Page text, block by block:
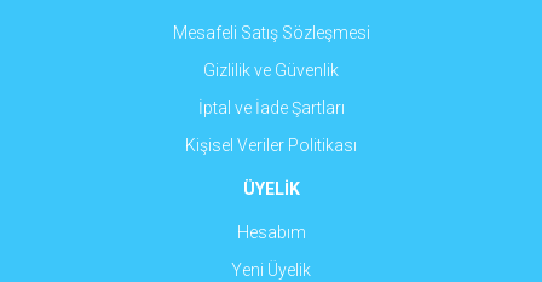
Mesafeli Satış Sözleşmesi
Gizlilik ve Güvenlik
İptal ve İade Şartları
Kişisel Veriler Politikası
ÜYELİK
Hesabım
Yeni Üyelik